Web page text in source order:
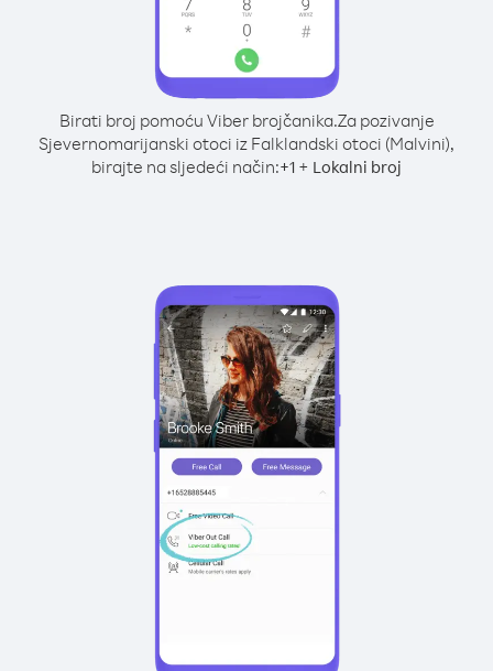
Birati broj pomoću Viber brojčanika.Za pozivanje
Sjevernomarijanski otoci iz Falklandski otoci (Malvini),
birajte na sljedeći način:+1 + Lokalni broj